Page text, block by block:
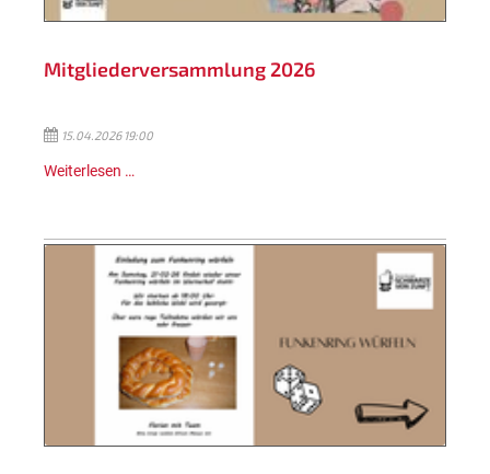
Mitgliederversammlung 2026
15.04.2026 19:00
Weiterlesen …